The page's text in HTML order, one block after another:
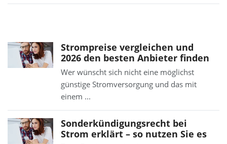
Strompreise vergleichen und
2026 den besten Anbieter finden
Wer wünscht sich nicht eine möglichst
günstige Stromversorgung und das mit
einem ...
Sonderkündigungsrecht bei
Strom erklärt – so nutzen Sie es